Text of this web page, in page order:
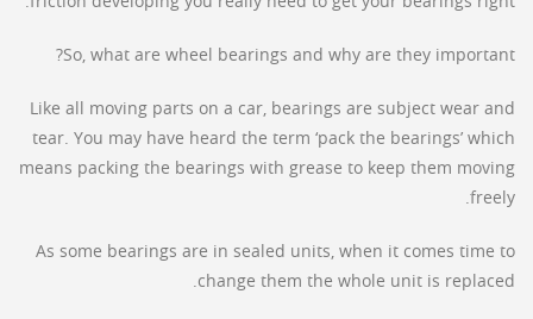
So, what are wheel bearings and why are they important?
Like all moving parts on a car, bearings are subject wear and
tear. You may have heard the term ‘pack the bearings’ which
means packing the bearings with grease to keep them moving
freely.
As some bearings are in sealed units, when it comes time to
change them the whole unit is replaced.